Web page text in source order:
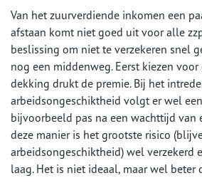
Van het zuurverdiende inkomen een
afstaan komt niet goed uit voor alle
beslissing om niet te verzekeren snel
nog een middenweg. Eerst kiezen
dekking drukt de premie. Bij het
arbeidsongeschiktheid volgt er wel
bijvoorbeeld pas na een wachttijd van
deze manier is het grootste risico
arbeidsongeschiktheid) wel verzekerd
laag. Het is niet ideaal, maar wel beter